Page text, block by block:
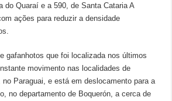
do Quaraí e a 590, de Santa Cataria A
ações para reduzir a densidade
gafanhotos que foi localizada nos últimos
movimento nas localidades de
no Paraguai, e está em deslocamento para a
no departamento de Boquerón, a cerca de